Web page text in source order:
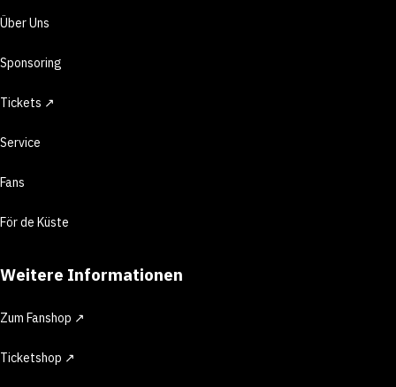
Über Uns
Sponsoring
Tickets ↗
Service
Fans
För de Küste
Weitere Informationen
Zum Fanshop ↗
Ticketshop ↗